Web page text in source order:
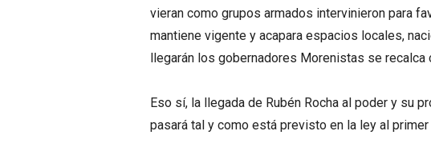
vieran como grupos armados intervinieron para
mantiene vigente y acapara espacios locales,
llegarán los gobernadores Morenistas se recalca
Eso sí, la llegada de Rubén Rocha al poder y su
pasará tal y como está previsto en la ley al